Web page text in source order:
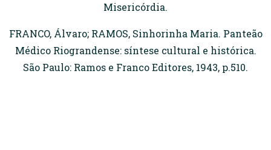
Misericórdia.
FRANCO, Álvaro; RAMOS, Sinhorinha Maria. Panteão
Médico Riograndense: síntese cultural e histórica.
São Paulo: Ramos e Franco Editores, 1943, p.510.